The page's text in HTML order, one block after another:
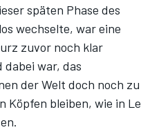
späten Phase des
wechselte, war eine
zuvor noch klar
war, das
der Welt doch noch zu
Köpfen bleiben, wie in Le